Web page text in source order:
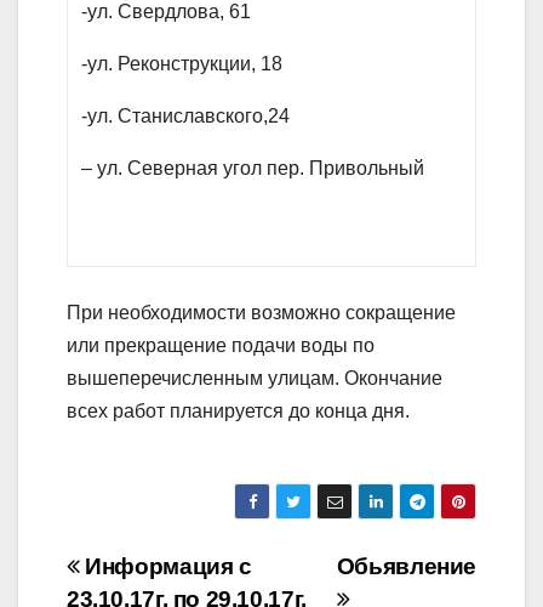
-ул. Свердлова, 61
-ул. Реконструкции, 18
-ул. Станиславского,24
– ул. Северная угол пер. Привольный
При необходимости возможно сокращение
или прекращение подачи воды по
вышеперечисленным улицам. Окончание
всех работ планируется до конца дня.
Навігація
Обьявление
Информация с
23.10.17г. по 29.10.17г.